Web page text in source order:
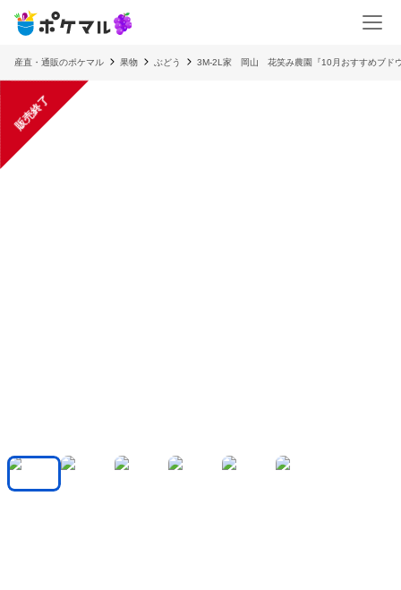
産直・通販のポケマル 果物 ぶどう 3M-2L家 岡山 花笑み農園『10月おすすめブド
販売終了